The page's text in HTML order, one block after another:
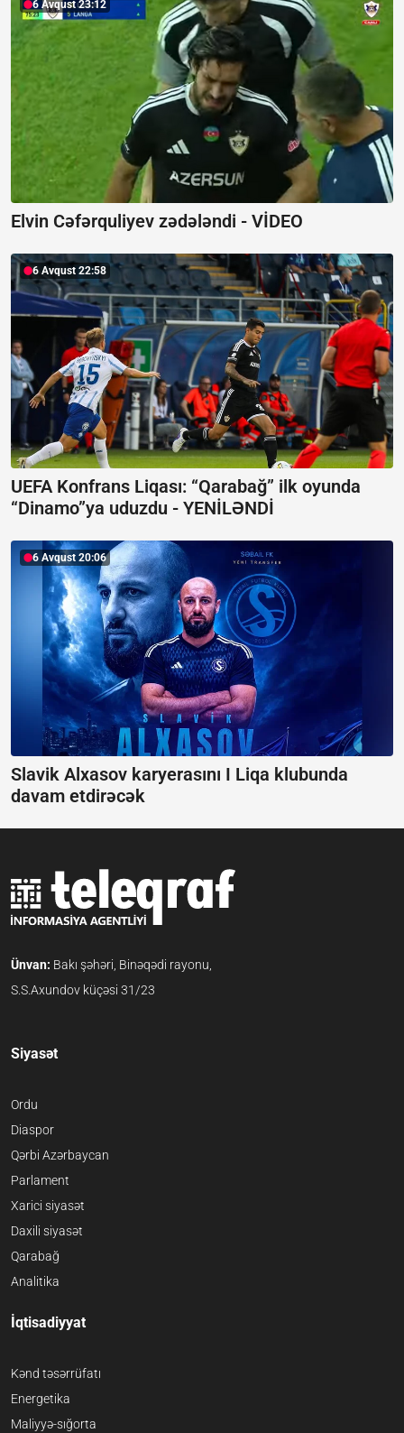
6 Avqust 23:12
Elvin Cəfərquliyev zədələndi - VİDEO
6 Avqust 22:58
UEFA Konfrans Liqası: “Qarabağ” ilk oyunda
“Dinamo”ya uduzdu - YENİLƏNDİ
6 Avqust 20:06
Slavik Alxasov karyerasını I Liqa klubunda
davam etdirəcək
Ünvan: Bakı şəhəri, Binəqədi rayonu,
S.S.Axundov küçəsi 31/23
Siyasət
Ordu
Diaspor
Qərbi Azərbaycan
Parlament
Xarici siyasət
Daxili siyasət
Qarabağ
Analitika
İqtisadiyyat
Kənd təsərrüfatı
Energetika
Maliyyə-sığorta